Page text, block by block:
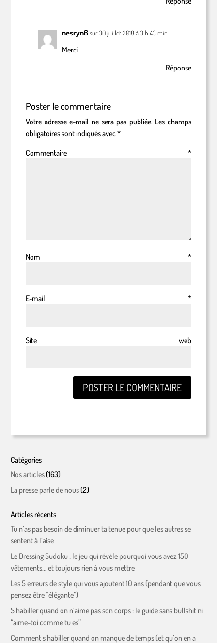
nesryn6 sur 30 juillet 2018 à 3 h 43 min
Merci
Réponse
Poster le commentaire
Votre adresse e-mail ne sera pas publiée. Les champs
obligatoires sont indiqués avec*
Commentaire *
Nom *
E-mail *
Site web
Catégories
Nos articles (163)
La presse parle de nous (2)
Articles récents
Tu n’as pas besoin de diminuer ta tenue pour que les autres se
sentent à l’aise
Le Dressing Sudoku : le jeu qui révèle pourquoi vous avez 150
vêtements… et toujours rien à vous mettre
Les 5 erreurs de style qui vous ajoutent 10 ans (pendant que vous
pensez être “élégante”)
S’habiller quand on n’aime pas son corps : le guide sans bullshit ni
“aime-toi comme tu es”
Comment s’habiller quand on manque de temps (et qu’on en a